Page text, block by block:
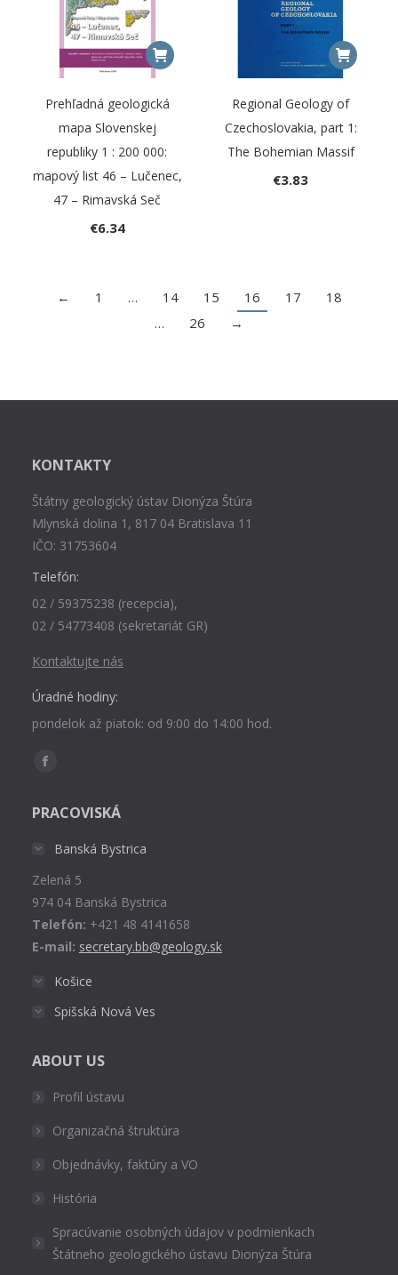
Prehľadná geologická
mapa Slovenskej
republiky 1 : 200 000:
mapový list 46 – Lučenec,
47 – Rimavská Seč
€6.34
Regional Geology of
Czechoslovakia, part 1:
The Bohemian Massif
€3.83
← 1 … 14 15 16 17
18
…
26 →
KONTAKTY
Štátny geologický ústav Dionýza Štúra
Mlynská dolina 1, 817 04 Bratislava 11
IČO: 31753604
Telefón:
02 / 59375238 (recepcia),
02 / 54773408 (sekretariát GR)
Kontaktujte nás
Úradné hodiny:
pondelok až piatok: od 9:00 do 14:00 hod.
Find us on:
Facebook
opens
window
PRACOVISKÁ
Banská Bystrica
Zelená 5
974 04 Banská Bystrica
Telefón: +421 48 4141658
E-mail: secretary.bb@geology.sk
Košice
Spišská Nová Ves
ABOUT US
Profil ústavu
Organizačná štruktúra
Objednávky, faktúry a VO
História
Spracúvanie osobných údajov v podmienkach
Štátneho geologického ústavu Dionýza Štúra